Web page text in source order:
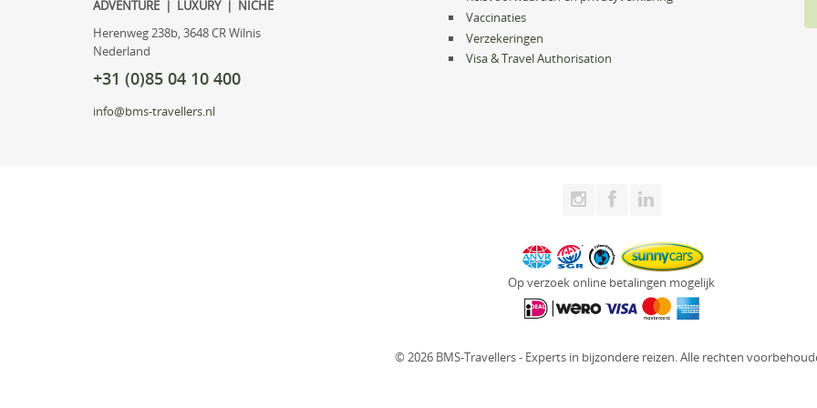
ADVENTURE | LUXURY | NICHE
Herenweg 238b, 3648 CR Wilnis
Nederland
+31 (0)85 04 10 400
info@bms-travellers.nl
Vaccinaties
Verzekeringen
Visa & Travel Authorisation
Op verzoek online betalingen mogelijk
© 2026 BMS-Travellers - Experts in bijzondere reizen. Alle rechten